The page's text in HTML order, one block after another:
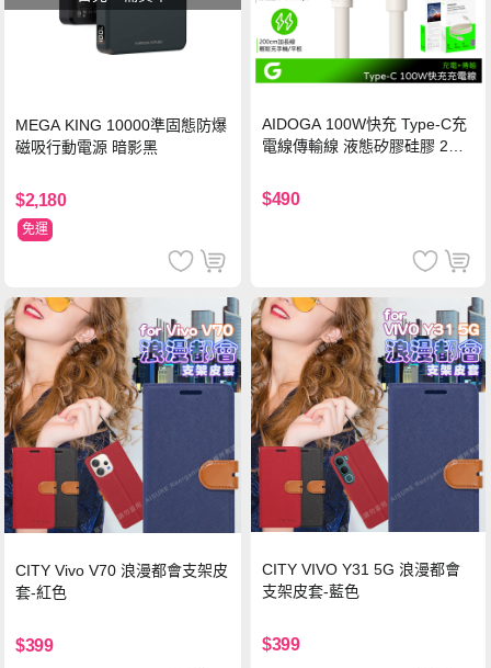
MEGA KING 10000準固態防爆
磁吸行動電源 暗影黑
$2,180
免運
AIDOGA 100W快充 Type-C充
電線傳輸線 液態矽膠硅膠 2M
$490
CITY Vivo V70 浪漫都會支架皮
套-紅色
$399
CITY VIVO Y31 5G 浪漫都會
支架皮套-藍色
$399